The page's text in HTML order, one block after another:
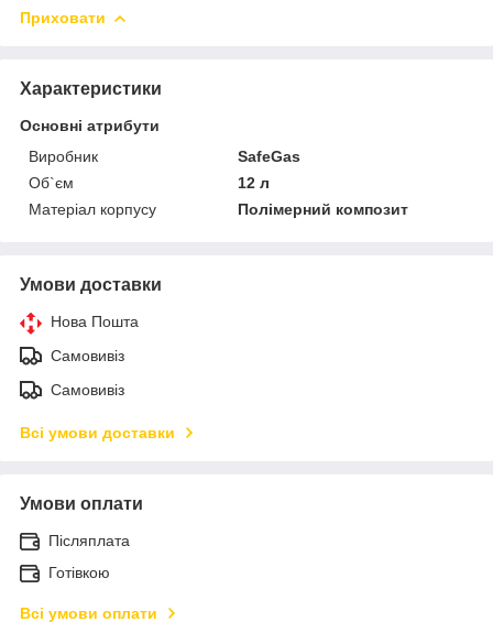
Приховати
Характеристики
Основні атрибути
Виробник
SafeGas
Об`єм
12 л
Матеріал корпусу
Полімерний композит
Умови доставки
Нова Пошта
Самовивіз
Самовивіз
Всі умови доставки
Умови оплати
Післяплата
Готівкою
Всі умови оплати